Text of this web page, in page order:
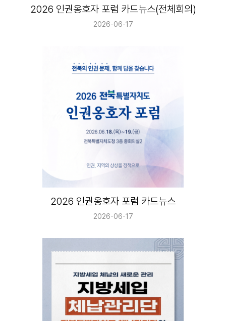
2026 인권옹호자 포럼 카드뉴스(전체회의)
2026-06-17
2026 인권옹호자 포럼 카드뉴스
2026-06-17